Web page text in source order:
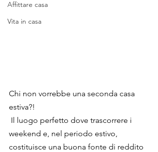
Affittare casa
Vita in casa
Chi non vorrebbe una seconda casa
estiva?!
weekend e, nel periodo estivo,
costituisce una buona fonte di reddito